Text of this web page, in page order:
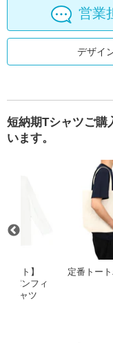
営業
デザイ
短納期Tシャツご購
います。
ップタンブラー 250ml
ット】
ャパンフィ
Tシャツ
【アウトレ
定番トー